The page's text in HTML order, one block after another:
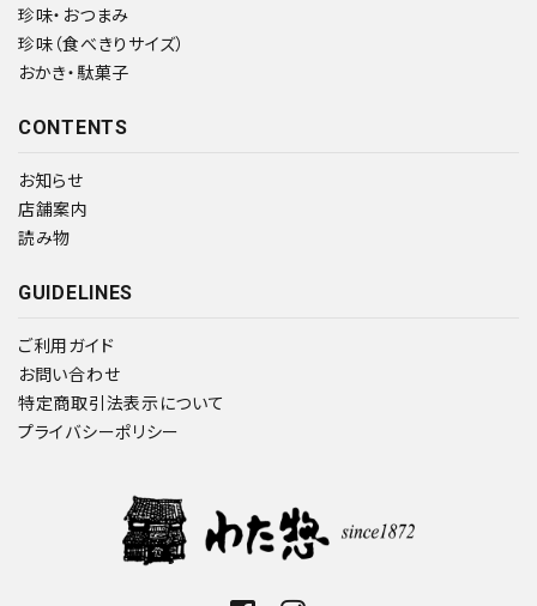
珍味・おつまみ
珍味（食べきりサイズ）
おかき・駄菓子
CONTENTS
お知らせ
店舗案内
読み物
GUIDELINES
ご利用ガイド
お問い合わせ
特定商取引法表示について
プライバシーポリシー